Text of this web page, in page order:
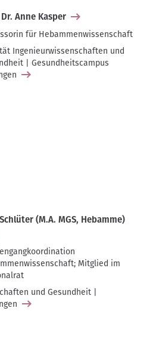
Anne Kasper
für Hebammenwissenschaft
Ingenieurwissenschaften und
| Gesundheitscampus
(M.A. MGS, Hebamme)
Mitglied im
und Gesundheit |